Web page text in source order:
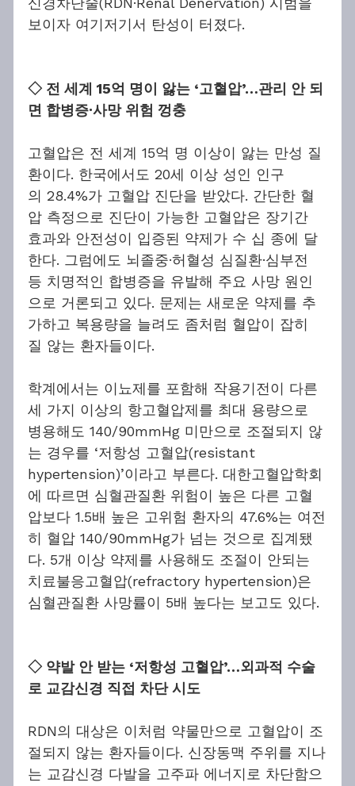
보이자 여기저기서 탄성이 터졌다.
◇ 전 세계 15억 명이 앓는 ‘고혈압’…관리 안 되
면 합병증·사망 위험 껑충
고혈압은 전 세계 15억 명 이상이 앓는 만성 질
환이다. 한국에서도 20세 이상 성인 인구
의 28.4%가 고혈압 진단을 받았다. 간단한 혈
압 측정으로 진단이 가능한 고혈압은 장기간
효과와 안전성이 입증된 약제가 수 십 종에 달
한다. 그럼에도 뇌졸중·허혈성 심질환·심부전
등 치명적인 합병증을 유발해 주요 사망 원인
으로 거론되고 있다. 문제는 새로운 약제를 추
가하고 복용량을 늘려도 좀처럼 혈압이 잡히
질 않는 환자들이다.
학계에서는 이뇨제를 포함해 작용기전이 다른
세 가지 이상의 항고혈압제를 최대 용량으로
병용해도 140/90mmHg 미만으로 조절되지 않
는 경우를 ‘저항성 고혈압(resistant
hypertension)’이라고 부른다. 대한고혈압학회
에 따르면 심혈관질환 위험이 높은 다른 고혈
압보다 1.5배 높은 고위험 환자의 47.6%는 여전
히 혈압 140/90mmHg가 넘는 것으로 집계됐
다. 5개 이상 약제를 사용해도 조절이 안되는
치료불응고혈압(refractory hypertension)은
심혈관질환 사망률이 5배 높다는 보고도 있다.
◇ 약발 안 받는 ‘저항성 고혈압’…외과적 수술
로 교감신경 직접 차단 시도
RDN의 대상은 이처럼 약물만으로 고혈압이 조
절되지 않는 환자들이다. 신장동맥 주위를 지나
는 교감신경 다발을 고주파 에너지로 차단함으